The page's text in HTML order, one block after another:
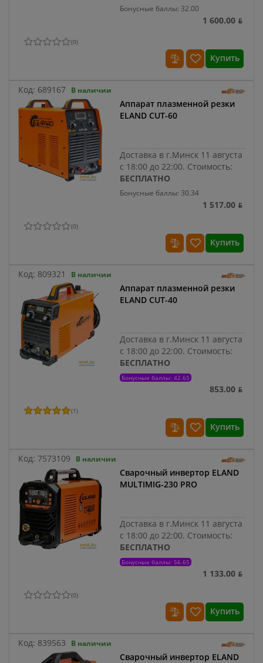
Бонусные баллы: 32.00
1 600.00 ƃ
(0)
Купить
Код: 689167 В наличии
Аппарат плазменной резки
ELAND CUT-60
Доставка в г.Минск 11 августа
с 18:00 до 22:00. Стоимость:
БЕСПЛАТНО
Бонусные баллы: 30.34
1 517.00 ƃ
(0)
Купить
Код: 809321 В наличии
Аппарат плазменной резки
ELAND CUT-40
Доставка в г.Минск 11 августа
с 18:00 до 22:00. Стоимость:
БЕСПЛАТНО
Бонусные баллы: 42.65
853.00 ƃ
(1)
Купить
Код: 7573109 В наличии
Сварочный инвертор ELAND
MULTIMIG-230 PRO
Доставка в г.Минск 11 августа
с 18:00 до 22:00. Стоимость:
БЕСПЛАТНО
Бонусные баллы: 56.65
1 133.00 ƃ
(0)
Купить
Код: 839563 В наличии
Сварочный инвертор ELAND